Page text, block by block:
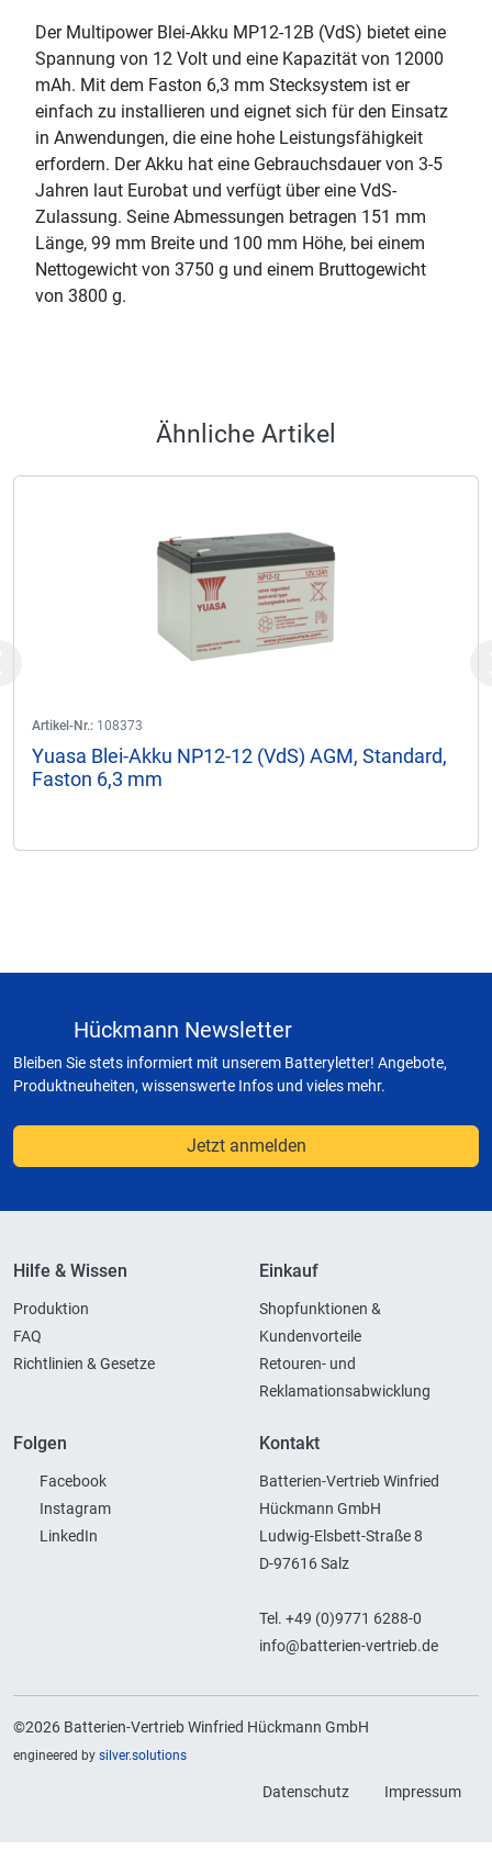
Der Multipower Blei-Akku MP12-12B (VdS) bietet eine
Spannung von 12 Volt und eine Kapazität von 12000
mAh. Mit dem Faston 6,3 mm Stecksystem ist er
einfach zu installieren und eignet sich für den Einsatz
in Anwendungen, die eine hohe Leistungsfähigkeit
erfordern. Der Akku hat eine Gebrauchsdauer von 3-5
Jahren laut Eurobat und verfügt über eine VdS-
Zulassung. Seine Abmessungen betragen 151 mm
Länge, 99 mm Breite und 100 mm Höhe, bei einem
Nettogewicht von 3750 g und einem Bruttogewicht
von 3800 g.
Ähnliche Artikel
Artikel-Nr.: 108373
Yuasa Blei-Akku NP12-12 (VdS) AGM, Standard,
Faston 6,3 mm
Hückmann Newsletter
Bleiben Sie stets informiert mit unserem Batteryletter! Angebote,
Produktneuheiten, wissenswerte Infos und vieles mehr.
Jetzt anmelden
Hilfe & Wissen
Produktion
FAQ
Richtlinien & Gesetze
Einkauf
Shopfunktionen &
Kundenvorteile
Retouren- und
Reklamationsabwicklung
Folgen
Facebook
Instagram
LinkedIn
Kontakt
Batterien-Vertrieb Winfried
Hückmann GmbH
Ludwig-Elsbett-Straße 8
D-97616 Salz
Tel. +49 (0)9771 6288-0
info@batterien-vertrieb.de
©2026 Batterien-Vertrieb Winfried Hückmann GmbH
engineered by silver.solutions
Datenschutz Impressum